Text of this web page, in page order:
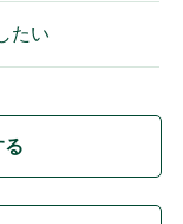
たい
る